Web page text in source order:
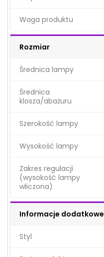
Waga produktu
Rozmiar
Średnica lampy
Średnica
klosza/abażuru
Szerokość lampy
Wysokość lampy
Zakres regulacji
(wysokość lampy
wliczona)
Informacje dodatkowe
Styl